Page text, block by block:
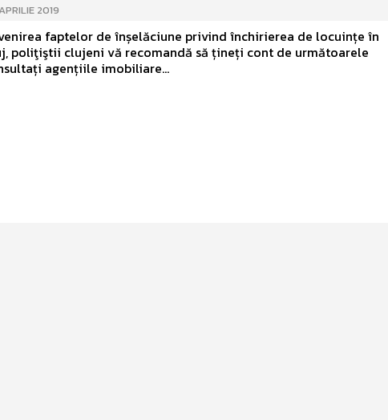
2019
faptelor de înșelăciune privind închirierea de locuințe în
poliţiştii clujeni vă recomandă să țineți cont de următoarele
Consultați agențiile imobiliare...